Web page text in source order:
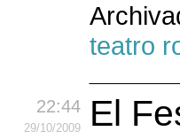
teatro
22:44
29/10/2009
El